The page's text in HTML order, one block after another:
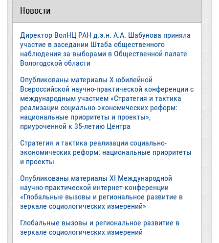
Новости
Директор ВолНЦ РАН д.э.н. А.А. Шабунова приняла
участие в заседании Штаба общественного
наблюдения за выборами в Общественной палате
Вологодской области
Опубликованы материалы X юбилейной
Всероссийской научно-практической конференции с
международным участием «Стратегия и тактика
реализации социально-экономических реформ:
национальные приоритеты и проекты»,
приуроченной к 35-летию Центра
Стратегия и тактика реализации социально-
экономических реформ: национальные приоритеты
и проекты
Опубликованы материалы XI Международной
научно-практической интернет-конференции
«Глобальные вызовы и региональное развитие в
зеркале социологических измерений»
Глобальные вызовы и региональное развитие в
зеркале социологических измерений